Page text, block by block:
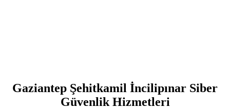
Gaziantep Şehitkamil İncilipınar Siber
Güvenlik Hizmetleri